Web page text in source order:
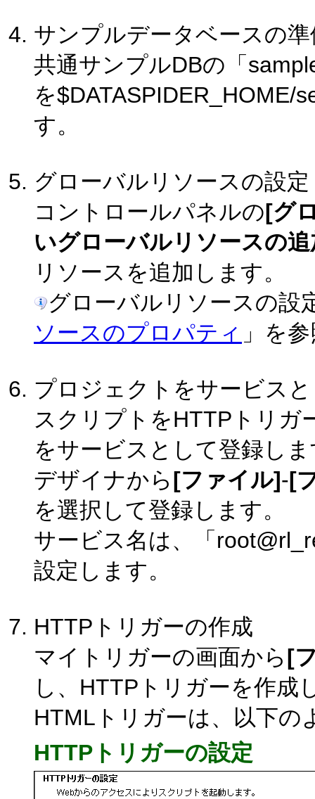
サンプルデータベースの準
共通サンプルDBの「
を$DATASPIDER_HOME/
す。
グローバルリソースの設定
コントロールパネルの[グ
いグローバルリソースの
リソースを追加します。
グローバルリソースの設
ソースのプロパティ 」を
プロジェクトをサービス
スクリプトをHTTPトリガ
をサービスとして登録し
デザイナから[ファイル]-[
を選択して登録します。
サービス名は、「
設定します。
HTTPトリガーの作成
マイトリガーの画面から[
し、HTTPトリガーを作成
HTMLトリガーは、以下の
HTTPトリガーの設定